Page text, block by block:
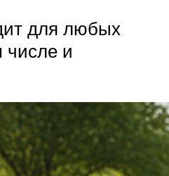
для любых
числе и